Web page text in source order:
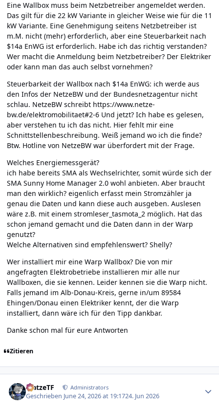
Eine Wallbox muss beim Netzbetreiber angemeldet werden.
Das gilt für die 22 kW Variante in gleicher Weise wie für die 11
kW Variante. Eine Genehmigung seitens Netzbetreiber ist
m.M. nicht (mehr) erforderlich, aber eine Steuerbarkeit nach
$14a EnWG ist erforderlich. Habe ich das richtig verstanden?
Wer macht die Anmeldung beim Netzbetreiber? Der Elektriker
oder kann man das auch selbst vornehmen?
Steuerbarkeit der Wallbox nach $14a EnWG: ich werde aus
den Infos der NetzeBW und der Bundesnetzagentur nicht
schlau. NetzeBW schreibt https://www.netze-
bw.de/elektromobilitaet#2-6 Und jetzt? Ich habe es gelesen,
aber verstehen tu ich das nicht. Hier fehlt mir eine
Schnittstellenbeschreibung. Weiß jemand wo ich die finde?
Btw. Hotline von NetzeBW war überfordert mit der Frage.
Welches Energiemessgerät?
ich habe bereits SMA als Wechselrichter, somit würde sich der
SMA Sunny Home Manager 2.0 wohl anbieten. Aber braucht
man den wirklich? eigenlich erfasst mein Stromzähler ja
genau die Daten und kann diese auch ausgeben. Auslesen
wäre z.B. mit einem stromleser_tasmota_2 möglich. Hat das
schon jemand gemacht und die Daten dann in der Warp
genutzt?
Welche Alternativen sind empfehlenswert? Shelly?
Wer installiert mir eine Warp Wallbox? Die von mir
angefragten Elektrobetriebe installieren mir alle nur
Wallboxen, die sie kennen. Leider kennen sie die Warp nicht.
Falls jemand im Alb-Donau-Kreis, gerne in/um 89584
Ehingen/Donau einen Elektriker kennt, der die Warp
installiert, dann wäre ich für den Tipp dankbar.
Danke schon mal für eure Antworten
Zitieren
MatzeTF Administrators
Geschrieben June 24, 2026 at 19:1724. Jun 2026